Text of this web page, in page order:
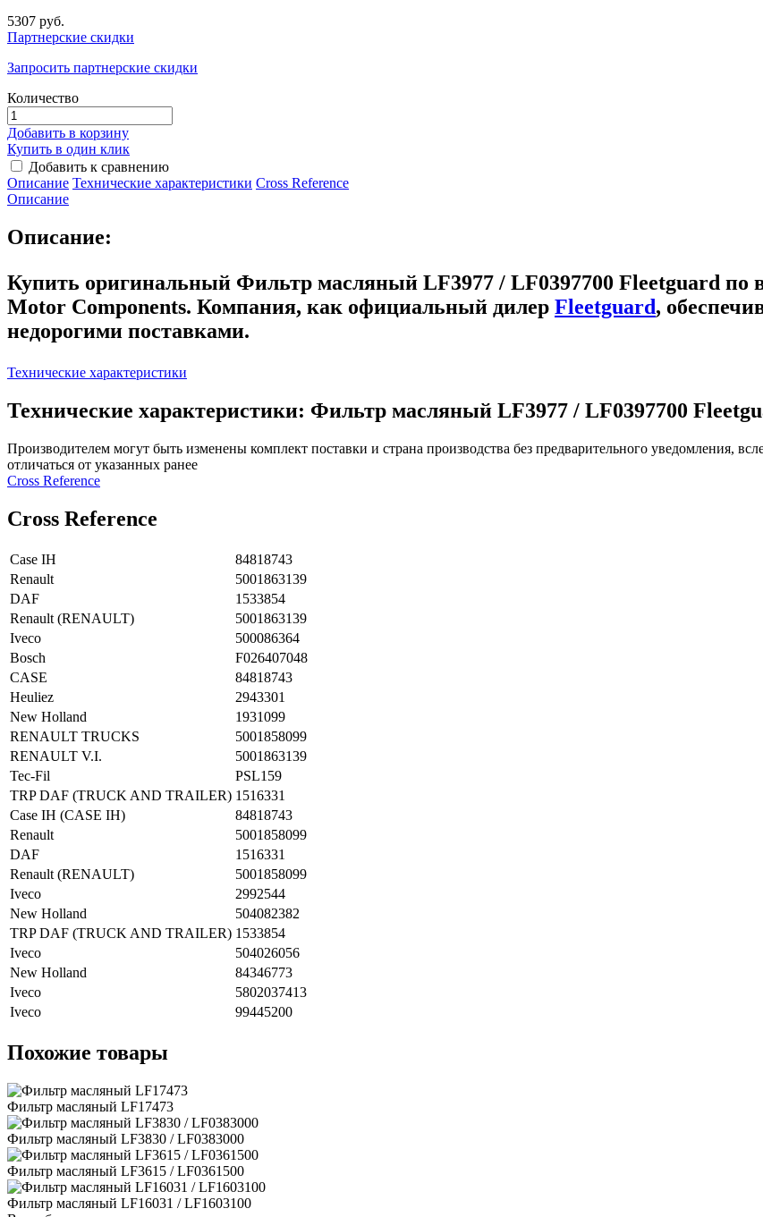
5307 руб.
Партнерские скидки
Запросить партнерские скидки
Количество
Добавить в корзину
Купить в один клик
Добавить к сравнению
Описание Технические характеристики Сross Reference
Описание
Описание:
Купить оригинальный Фильтр масляный LF3977 / LF0397700 Fleetguard по
Motor Components. Компания, как официальный дилер Fleetguard,
недорогими поставками.
Технические характеристики
Технические характеристики: Фильтр масляный LF3977 / LF0397700
Производителем могут быть изменены комплект поставки и страна производства без предварительного уведомления,
отличаться от указанных ранее
Сross Reference
Сross Reference
Case IH
84818743
Renault
5001863139
DAF
1533854
Renault (RENAULT)
5001863139
Iveco
500086364
Bosch
F026407048
CASE
84818743
Heuliez
2943301
New Holland
1931099
RENAULT TRUCKS
5001858099
RENAULT V.I.
5001863139
Tec-Fil
PSL159
TRP DAF (TRUCK AND TRAILER) 1516331
Case IH (CASE IH)
84818743
Renault
5001858099
DAF
1516331
Renault (RENAULT)
5001858099
Iveco
2992544
New Holland
504082382
TRP DAF (TRUCK AND TRAILER) 1533854
Iveco
504026056
New Holland
84346773
Iveco
5802037413
Iveco
99445200
Похожие товары
Фильтр масляный LF17473
Фильтр масляный LF3830 / LF0383000
Фильтр масляный LF3615 / LF0361500
Фильтр масляный LF16031 / LF1603100